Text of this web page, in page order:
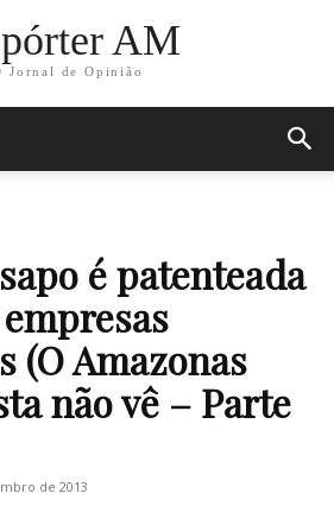
AM
Jornal de Opinião
é patenteada
(O Amazonas
não vê – Parte
de 2013